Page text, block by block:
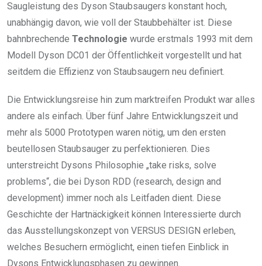
Saugleistung des Dyson Staubsaugers konstant hoch,
unabhängig davon, wie voll der Staubbehälter ist. Diese
bahnbrechende Technologie wurde erstmals 1993 mit dem
Modell Dyson DC01 der Öffentlichkeit vorgestellt und hat
seitdem die Effizienz von Staubsaugern neu definiert.
Die Entwicklungsreise hin zum marktreifen Produkt war alles
andere als einfach. Über fünf Jahre Entwicklungszeit und
mehr als 5000 Prototypen waren nötig, um den ersten
beutellosen Staubsauger zu perfektionieren. Dies
unterstreicht Dysons Philosophie „take risks, solve
problems“, die bei Dyson RDD (research, design and
development) immer noch als Leitfaden dient. Diese
Geschichte der Hartnäckigkeit können Interessierte durch
das Ausstellungskonzept von VERSUS DESIGN erleben,
welches Besuchern ermöglicht, einen tiefen Einblick in
Dysons Entwicklungsphasen zu gewinnen.